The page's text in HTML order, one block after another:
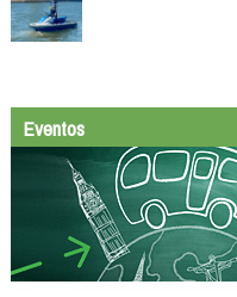
Eventos